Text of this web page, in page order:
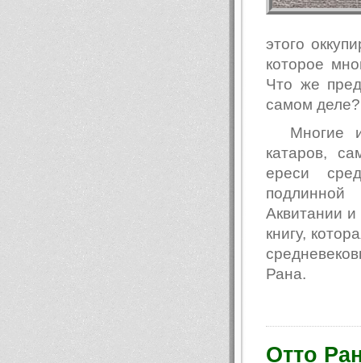
этого
которое
Что же
самом деле?
Многие
катаров,
ереси
подлинной
Аквитании
книгу,
Рана.
Отто